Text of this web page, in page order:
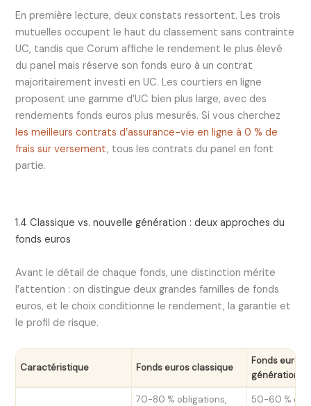
En première lecture, deux constats ressortent. Les trois
mutuelles occupent le haut du classement sans contrainte
UC, tandis que Corum affiche le rendement le plus élevé
du panel mais réserve son fonds euro à un contrat
majoritairement investi en UC. Les courtiers en ligne
proposent une gamme d’UC bien plus large, avec des
rendements fonds euros plus mesurés. Si vous cherchez
les meilleurs contrats d’assurance-vie en ligne à 0 % de
frais sur versement, tous les contrats du panel en font
partie.
1.4 Classique vs. nouvelle génération : deux approches du
fonds euros
Avant le détail de chaque fonds, une distinction mérite
l’attention : on distingue deux grandes familles de fonds
euros, et le choix conditionne le rendement, la garantie et
le profil de risque.
Caractéristique Fonds euros classique
Fonds euros
génération
70-80 % obligations,
50-60 %